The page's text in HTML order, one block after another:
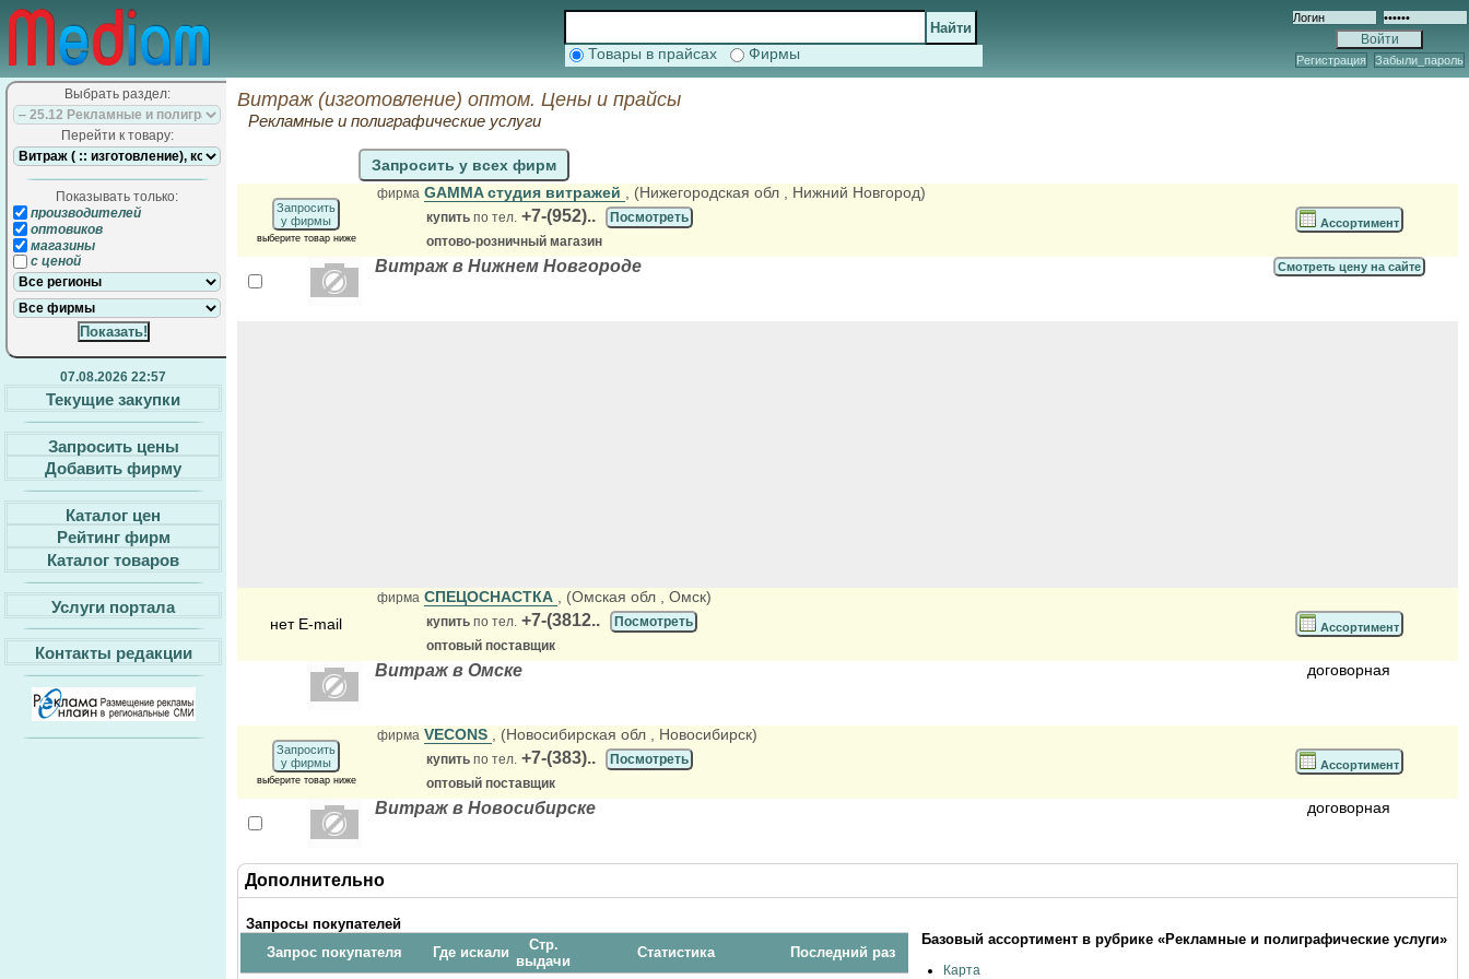
Товары в прайсах Фирмы Регистрация Забыли_пароль
Выбрать раздел:
Перейти к товару:
Показывать только:
производителей
оптовиков
магазины
с ценой
07.08.2026 22:57
Текущие закупки
Запросить цены
Добавить фирму
Каталог цен
Рейтинг фирм
Каталог товаров
Услуги портала
Контакты редакции
Витраж (изготовление) оптом. Цены и прайсы
Рекламные и полиграфические услуги
Запросить у всех фирм
Запросить
у фирмы
выберите товар ниже
фирма GAMMA студия витражей , (Нижегородская обл , Нижний Новгород)
купить по тел. +7-(952)..
Посмотреть
оптово-розничный магазин
Ассортимент
Витраж в Нижнем Новгороде Смотреть цену на сайте
нет E-mail
фирма СПЕЦОСНАСТКА , (Омская обл , Омск)
купить по тел. +7-(3812..
Посмотреть
оптовый поставщик
Ассортимент
Витраж в Омске договорная
Запросить
у фирмы
выберите товар ниже
фирма VECONS , (Новосибирская обл , Новосибирск)
купить по тел. +7-(383)..
Посмотреть
оптовый поставщик
Ассортимент
Витраж в Новосибирске договорная
Дополнительно
Запросы покупателей
Запрос покупателя
Где искали
Стр.
выдачи
Статистика
Последний раз
Базовый ассортимент в рубрике «Рекламные и полиграфические услуги»
Карта